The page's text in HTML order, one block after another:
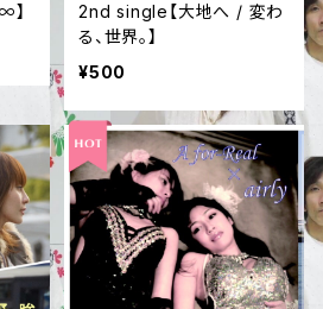
2nd single【大地へ / 変わ
る、世界。】
¥500